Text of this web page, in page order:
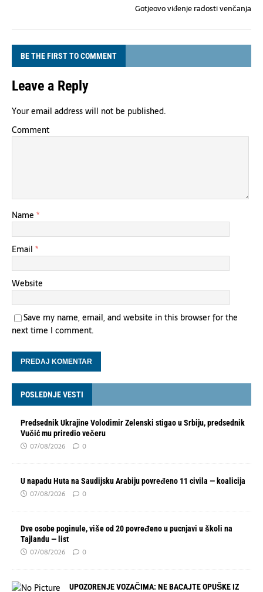
Gotjeovo viđenje radosti venčanja
BE THE FIRST TO COMMENT
Leave a Reply
Your email address will not be published.
Comment
Name *
Email *
Website
Save my name, email, and website in this browser for the
next time I comment.
POSLEDNJE VESTI
Predsednik Ukrajine Volodimir Zelenski stigao u Srbiju, predsednik
Vučić mu priredio večeru
07/08/2026 0
U napadu Huta na Saudijsku Arabiju povređeno 11 civila — koalicija
07/08/2026 0
Dve osobe poginule, više od 20 povređeno u pucnjavi u školi na
Tajlandu — list
07/08/2026 0
UPOZORENJE VOZAČIMA: NE BACAJTE OPUŠKE IZ